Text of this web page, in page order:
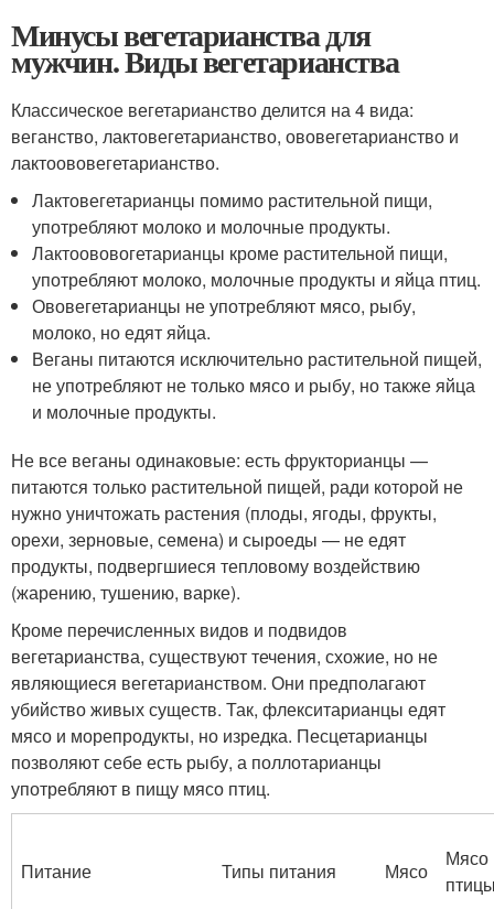
Минусы вегетарианства для
мужчин. Виды вегетарианства
Классическое вегетарианство делится на 4 вида:
веганство, лактовегетарианство, ововегетарианство и
лактоововегетарианство.
Лактовегетарианцы помимо растительной пищи,
употребляют молоко и молочные продукты.
Лактоововогетарианцы кроме растительной пищи,
употребляют молоко, молочные продукты и яйца птиц.
Ововегетарианцы не употребляют мясо, рыбу,
молоко, но едят яйца.
Веганы питаются исключительно растительной пищей,
не употребляют не только мясо и рыбу, но также яйца
и молочные продукты.
Не все веганы одинаковые: есть фрукторианцы —
питаются только растительной пищей, ради которой не
нужно уничтожать растения (плоды, ягоды, фрукты,
орехи, зерновые, семена) и сыроеды — не едят
продукты, подвергшиеся тепловому воздействию
(жарению, тушению, варке).
Кроме перечисленных видов и подвидов
вегетарианства, существуют течения, схожие, но не
являющиеся вегетарианством. Они предполагают
убийство живых существ. Так, флекситарианцы едят
мясо и морепродукты, но изредка. Песцетарианцы
позволяют себе есть рыбу, а поллотарианцы
употребляют в пищу мясо птиц.
Питание Типы питания Мясо
Мясо